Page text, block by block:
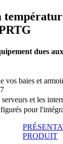
dues
vos baies et
et les
pour
PRODUIT